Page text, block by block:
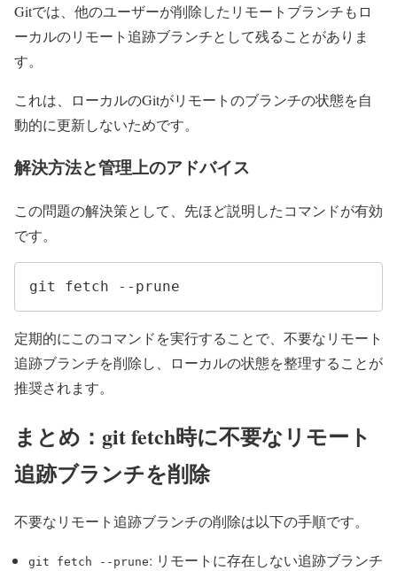
Gitでは、他のユーザーが削除したリモートブランチもロ
ーカルのリモート追跡ブランチとして残ることがありま
す。
これは、ローカルのGitがリモートのブランチの状態を自
動的に更新しないためです。
解決方法と管理上のアドバイス
この問題の解決策として、先ほど説明したコマンドが有効
です。
git fetch --prune
定期的にこのコマンドを実行することで、不要なリモート
追跡ブランチを削除し、ローカルの状態を整理することが
推奨されます。
まとめ：git fetch時に不要なリモート
追跡ブランチを削除
不要なリモート追跡ブランチの削除は以下の手順です。
git fetch --prune: リモートに存在しない追跡ブランチ